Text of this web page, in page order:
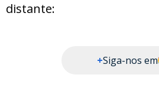
distante:
+Siga-nos em